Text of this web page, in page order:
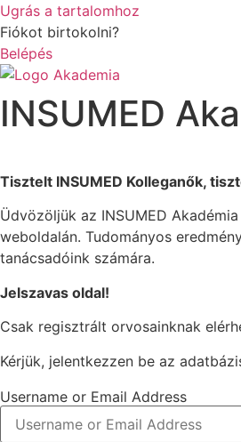
Ugrás a tartalomhoz
Fiókot birtokolni?
Belépés
INSUMED
Tisztelt INSUMED Kolleganők,
Üdvözöljük az INSUMED
weboldalán. Tudományos
tanácsadóink számára.
Jelszavas oldal!
Csak regisztrált orvosainknak
Kérjük, jelentkezzen be az
Username or Email Address